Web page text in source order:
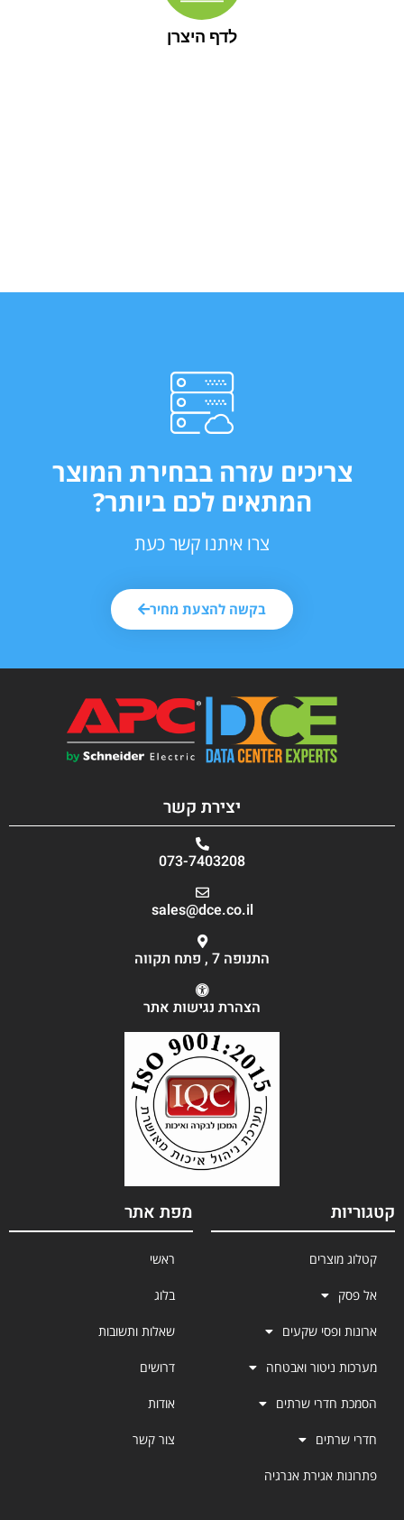
לדף היצרן
צריכים עזרה בבחירת המוצר
המתאים לכם ביותר?
צרו איתנו קשר כעת
בקשה להצעת מחיר
יצירת קשר
073-7403208
sales@dce.co.il
התנופה 7 , פתח תקווה
הצהרת נגישות אתר
קטגוריות
קטלוג מוצרים
אל פסק
ארונות ופסי שקעים
מערכות ניטור ואבטחה
הסמכת חדרי שרתים
חדרי שרתים
פתרונות אגירת אנרגיה
מפת אתר
ראשי
בלוג
שאלות ותשובות
דרושים
אודות
צור קשר